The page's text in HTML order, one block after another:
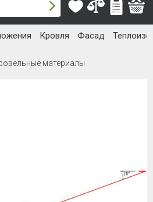
Кровля Фасад
материалы